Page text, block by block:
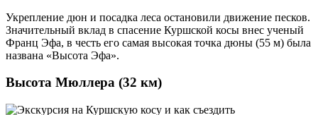
Укрепление дюн и посадка леса остановили движение песков.
Значительный вклад в спасение Куршской косы внес ученый
Франц Эфа, в честь его самая высокая точка дюны (55 м) была
названа «Высота Эфа».
Высота Мюллера (32 км)